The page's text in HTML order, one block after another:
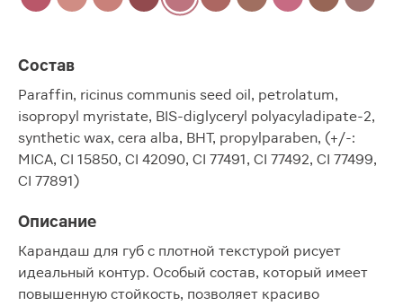
Состав
Paraffin, ricinus communis seed oil, petrolatum,
isopropyl myristate, BIS-diglyceryl polyacyladipate-2,
synthetic wax, cera alba, BHT, propylparaben, (+/-:
MICA, CI 15850, CI 42090, CI 77491, CI 77492, CI 77499,
CI 77891)
Описание
Карандаш для губ с плотной текстурой рисует
идеальный контур. Особый состав, который имеет
повышенную стойкость, позволяет красиво